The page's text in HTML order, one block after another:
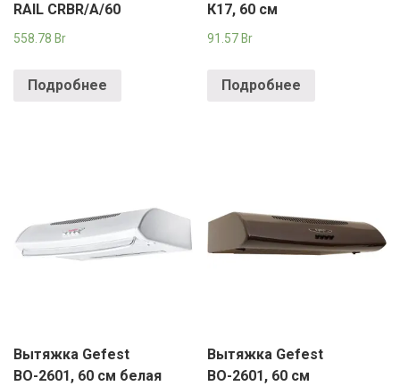
RAIL CRBR/A/60
558.78 Br
Подробнее
К17, 60 см
91.57 Br
Подробнее
Вытяжка Gefest
ВО-2601, 60 см белая
Вытяжка Gefest
ВО-2601, 60 см